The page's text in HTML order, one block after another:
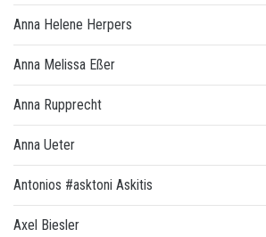
Anna Helene Herpers
Anna Melissa Eßer
Anna Rupprecht
Anna Ueter
Antonios #asktoni Askitis
Axel Biesler